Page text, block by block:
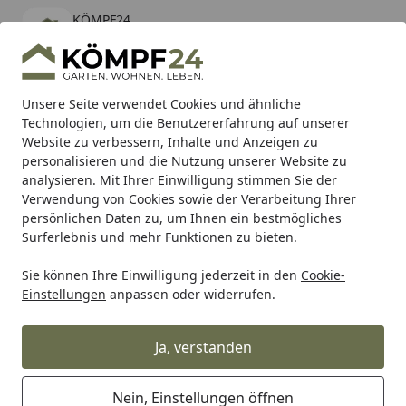
Unsere Seite verwendet Cookies und ähnliche
Technologien, um die Benutzererfahrung auf unserer
Website zu verbessern, Inhalte und Anzeigen zu
personalisieren und die Nutzung unserer Website zu
analysieren. Mit Ihrer Einwilligung stimmen Sie der
Verwendung von Cookies sowie der Verarbeitung Ihrer
persönlichen Daten zu, um Ihnen ein bestmögliches
Surferlebnis und mehr Funktionen zu bieten.
Sie können Ihre Einwilligung jederzeit in den Cookie-
Einstellungen anpassen oder widerrufen.
Ja, verstanden
Nein, Einstellungen öffnen
KÖMPF24
kostenlos - Im App Store
Hotline
Alle Produkte
Mein Konto
Suchen
Karibu Pools inkl. gratis Sandfilteranlage & Pool-
Starterset (Gesamtwert bis 468,99€)
Startseite
Pontec Ersatzteile Trafos
Pontec Trafos
Ihre Artikelübersicht